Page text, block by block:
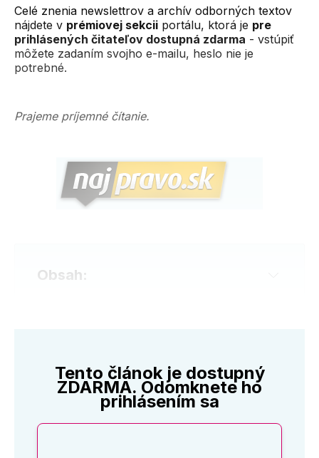
Celé znenia newslettrov a archív odborných textov
nájdete v prémiovej sekcii portálu, ktorá je pre
prihlásených čitateľov dostupná zdarma - vstúpiť
môžete zadaním svojho e-mailu, heslo nie je
potrebné.
Prajeme príjemné čítanie.
Obsah:
Tento článok je dostupný
ZDARMA. Odomknete ho
prihlásením sa